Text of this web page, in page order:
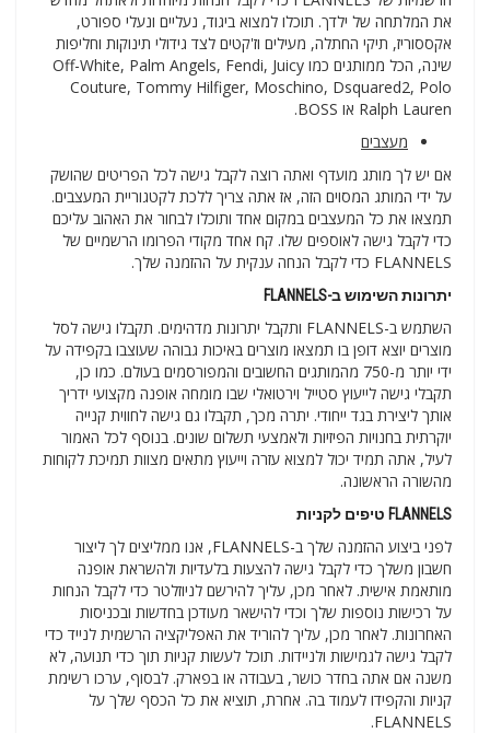
את המלתחה של ילדך. תוכלו למצוא ביגוד, נעליים ונעלי ספורט,
אקססוריז, תיקי החתלה, מעילים וז'קטים לצד גידולי תינוקות וחליפות
שינה, הכל ממותגים כמו Off-White, Palm Angels, Fendi, Juicy
Couture, Tommy Hilfiger, Moschino, Dsquared2, Polo
Ralph Lauren או BOSS.
מעצבים
אם יש לך מותג מועדף ואתה רוצה לקבל גישה לכל הפריטים שהושק
על ידי המותג המסוים הזה, אז אתה צריך ללכת לקטגוריית המעצבים.
תמצאו את כל המעצבים במקום אחד ותוכלו לבחור את האהוב עליכם
כדי לקבל גישה לאוספים שלו. קח אחד מקודי הפרומו הרשמיים של
FLANNELS כדי לקבל הנחה ענקית על ההזמנה שלך.
יתרונות השימוש ב-FLANNELS
השתמש ב-FLANNELS ותקבל יתרונות מדהימים. תקבלו גישה לסל
מוצרים יוצא דופן בו תמצאו מוצרים באיכות גבוהה שעוצבו בקפידה על
ידי יותר מ-750 מהמותגים החשובים והמפורסמים בעולם. כמו כן,
תקבלי גישה לייעוץ סטייל וירטואלי שבו מומחה אופנה מקצועי ידריך
אותך ליצירת בגד ייחודי. יתרה מכך, תקבלו גם גישה לחווית קנייה
יוקרתית בחנויות הפיזיות ולאמצעי תשלום שונים. בנוסף לכל האמור
לעיל, אתה תמיד יכול למצוא עזרה וייעוץ מתאים מצוות תמיכת לקוחות
מהשורה הראשונה.
FLANNELS טיפים לקניות
לפני ביצוע ההזמנה שלך ב-FLANNELS, אנו ממליצים לך ליצור
חשבון משלך כדי לקבל גישה להצעות בלעדיות ולהשראת אופנה
מותאמת אישית. לאחר מכן, עליך להירשם לניוזלטר כדי לקבל הנחות
על רכישות נוספות שלך וכדי להישאר מעודכן בחדשות ובכניסות
האחרונות. לאחר מכן, עליך להוריד את האפליקציה הרשמית לנייד כדי
לקבל גישה לגמישות ולניידות. תוכל לעשות קניות תוך כדי תנועה, לא
משנה אם אתה בחדר כושר, בעבודה או בפארק. לבסוף, ערכו רשימת
קניות והקפידו לעמוד בה. אחרת, תוציא את כל הכסף שלך על
FLANNELS.